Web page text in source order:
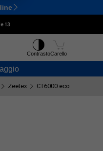
Ctrl M
13
ContrastoCarello
Zeetex CT6000 eco